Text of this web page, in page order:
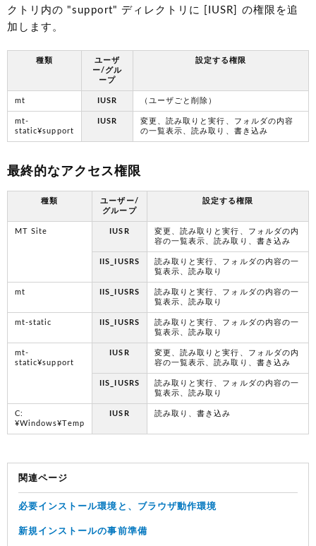
クトリ内の "support" ディレクトリに [IUSR] の権限を追
加します。
種類
ユーザ
ー/グル
ープ
設定する権限
mt IUSR （ユーザごと削除）
mt-
static¥support
IUSR
変更、読み取りと実行、フォルダの内容
の一覧表示、読み取り、書き込み
最終的なアクセス権限
種類
ユーザー/
グループ
設定する権限
MT Site IUSR
変更、読み取りと実行、フォルダの内
容の一覧表示、読み取り、書き込み
IIS_IUSRS
読み取りと実行、フォルダの内容の一
覧表示、読み取り
mt IIS_IUSRS
読み取りと実行、フォルダの内容の一
覧表示、読み取り
mt-static IIS_IUSRS
読み取りと実行、フォルダの内容の一
覧表示、読み取り
mt-
static¥support
IUSR
変更、読み取りと実行、フォルダの内
容の一覧表示、読み取り、書き込み
IIS_IUSRS
読み取りと実行、フォルダの内容の一
覧表示、読み取り
C:
¥Windows¥Temp
IUSR 読み取り、書き込み
関連ページ
必要インストール環境と、ブラウザ動作環境
新規インストールの事前準備